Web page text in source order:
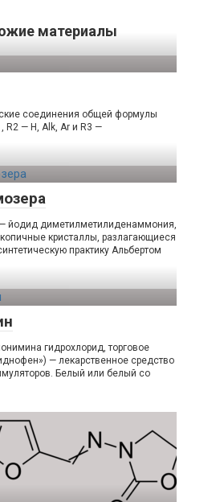
материалы
соединения общей формулы
R2 — H, Alk, Ar и R3 —
йодид диметилметилиденаммония,
кристаллы, разлагающиеся
практику Альбертом
гидрохлорид, торговое
— лекарственное средство
Белый или белый со